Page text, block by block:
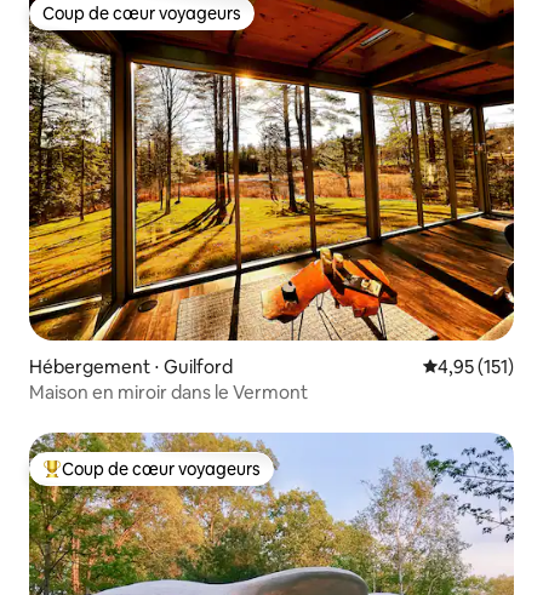
Coup de cœur voyageurs
Coup de cœur voyageurs
Hébergement ⋅ Guilford Évaluation
4,95 (151)
Maison en miroir dans le Vermont
Coups de cœur voyageurs les plus appréciés
Coup de cœur voyageurs